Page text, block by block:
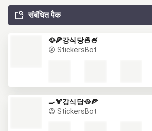
संबंधित पैक
🥘🍕강식당🍜🍧
StickersBot
🍳🍹강식당🥘🍕
StickersBot